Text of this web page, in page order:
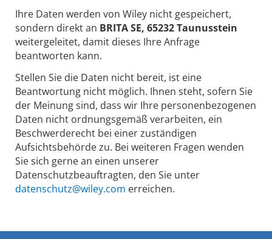
Ihre Daten werden von Wiley nicht gespeichert,
sondern direkt an BRITA SE, 65232 Taunusstein
weitergeleitet, damit dieses Ihre Anfrage
beantworten kann.
Stellen Sie die Daten nicht bereit, ist eine
Beantwortung nicht möglich. Ihnen steht, sofern Sie
der Meinung sind, dass wir Ihre personenbezogenen
Daten nicht ordnungsgemäß verarbeiten, ein
Beschwerderecht bei einer zuständigen
Aufsichtsbehörde zu. Bei weiteren Fragen wenden
Sie sich gerne an einen unserer
Datenschutzbeauftragten, den Sie unter
datenschutz@wiley.com erreichen.